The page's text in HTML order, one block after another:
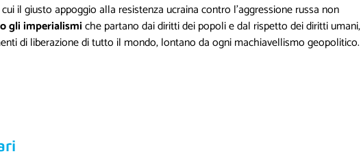
il giusto appoggio alla resistenza ucraina contro l’aggressione russa non
gli imperialismiche partano dai diritti dei popoli e dal rispetto dei diritti umani,
di liberazione di tutto il mondo, lontano da ogni machiavellismo geopolitico.